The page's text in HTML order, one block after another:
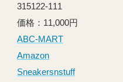
315122-111
価格：11,000円
ABC-MART
Amazon
Sneakersnstuff